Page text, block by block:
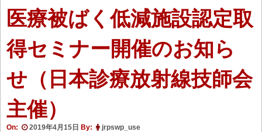
医療被ばく低減施設認定取
得セミナー開催のお知ら
せ（日本診療放射線技師会
主催）
On: 2019年4月15日 By: jrpswp_use